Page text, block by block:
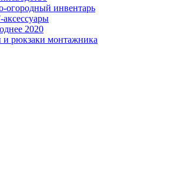
огородный инвентарь
2020
рюкзаки монтажника